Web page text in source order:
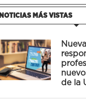
NOTICIAS MÁS VISTAS
de la